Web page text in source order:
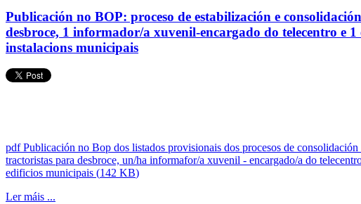
Publicación no BOP: proceso de estabilización e
desbroce, 1 informador/a xuvenil-encargado do telecentro e 1
instalacions municipais
pdfPublicación no Bop dos listados provisionais dos procesos de consolidación
tractoristas para desbroce, un/ha informafor/a xuvenil - encargado/a do
edificios municipais (142 KB)
Ler máis ...